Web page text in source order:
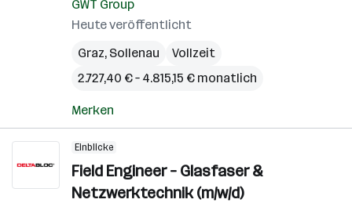
GWT Group
Heute veröffentlicht
Graz, Sollenau
Vollzeit
2.727,40 € – 4.815,15 € monatlich
Merken
Einblicke
Field Engineer – Glasfaser &
Netzwerktechnik (m/w/d)